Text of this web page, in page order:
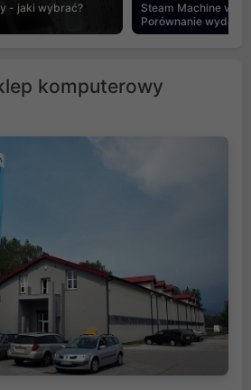
- jaki wybrać?
Steam Machine vs
Porównanie
komputerowy